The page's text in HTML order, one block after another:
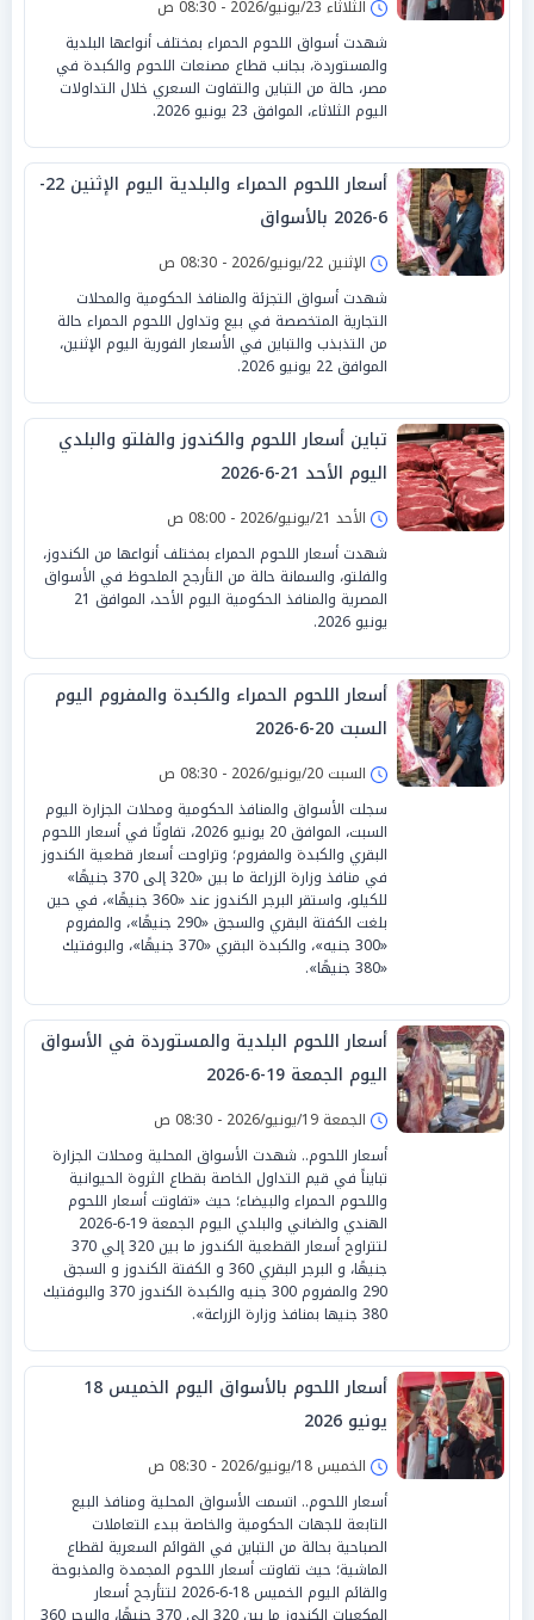
الثلاثاء 23/يونيو/2026 - 08:30 ص
شهدت أسواق اللحوم الحمراء بمختلف أنواعها البلدية
والمستوردة، بجانب قطاع مصنعات اللحوم والكبدة في
مصر، حالة من التباين والتفاوت السعري خلال التداولات
اليوم الثلاثاء، الموافق 23 يونيو 2026.
أسعار اللحوم الحمراء والبلدية اليوم الإثنين 22-
6-2026 بالأسواق
الإثنين 22/يونيو/2026 - 08:30 ص
شهدت أسواق التجزئة والمنافذ الحكومية والمحلات
التجارية المتخصصة في بيع وتداول اللحوم الحمراء حالة
من التذبذب والتباين في الأسعار الفورية اليوم الإثنين،
الموافق 22 يونيو 2026.
تباين أسعار اللحوم والكندوز والفلتو والبلدي
اليوم الأحد 21-6-2026
الأحد 21/يونيو/2026 - 08:00 ص
شهدت أسعار اللحوم الحمراء بمختلف أنواعها من الكندوز،
والفلتو، والسمانة حالة من التأرجح الملحوظ في الأسواق
المصرية والمنافذ الحكومية اليوم الأحد، الموافق 21
يونيو 2026.
أسعار اللحوم الحمراء والكبدة والمفروم اليوم
السبت 20-6-2026
السبت 20/يونيو/2026 - 08:30 ص
سجلت الأسواق والمنافذ الحكومية ومحلات الجزارة اليوم
السبت، الموافق 20 يونيو 2026، تفاوتًا في أسعار اللحوم
البقري والكبدة والمفروم؛ وتراوحت أسعار قطعية الكندوز
في منافذ وزارة الزراعة ما بين «320 إلى 370 جنيهًا»
للكيلو، واستقر البرجر الكندوز عند «360 جنيهًا»، في حين
بلغت الكفتة البقري والسجق «290 جنيهًا»، والمفروم
«300 جنيه»، والكبدة البقري «370 جنيهًا»، والبوفتيك
«380 جنيهًا».
أسعار اللحوم البلدية والمستوردة في الأسواق
اليوم الجمعة 19-6-2026
الجمعة 19/يونيو/2026 - 08:30 ص
أسعار اللحوم.. شهدت الأسواق المحلية ومحلات الجزارة
تبايناً في قيم التداول الخاصة بقطاع الثروة الحيوانية
واللحوم الحمراء والبيضاء؛ حيث «تفاوتت أسعار اللحوم
الهندي والضاني والبلدي اليوم الجمعة 19-6-2026
لتتراوح أسعار القطعية الكندوز ما بين 320 إلي 370
جنيهًا، و البرجر البقري 360 و الكفتة الكندوز و السجق
290 والمفروم 300 جنيه والكبدة الكندوز 370 والبوفتيك
380 جنيها بمنافذ وزارة الزراعة».
أسعار اللحوم بالأسواق اليوم الخميس 18
يونيو 2026
الخميس 18/يونيو/2026 - 08:30 ص
أسعار اللحوم.. اتسمت الأسواق المحلية ومنافذ البيع
التابعة للجهات الحكومية والخاصة ببدء التعاملات
الصباحية بحالة من التباين في القوائم السعرية لقطاع
الماشية؛ حيث تفاوتت أسعار اللحوم المجمدة والمذبوحة
والقائم اليوم الخميس 18-6-2026 لتتأرجح أسعار